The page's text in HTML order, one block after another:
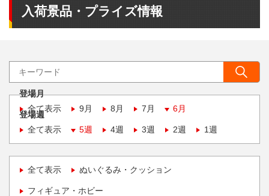
入荷景品・プライズ情報
登場月
全て表示
9月 8月 7月 6月
登場週
全て表示
5週 4週 3週 2週 1週
全て表示 ぬいぐるみ・クッション
フィギュア・ホビー